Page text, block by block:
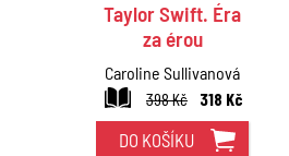
Taylor Swift. Éra
za érou
Caroline Sullivanová
398 Kč
318 Kč
DO KOŠÍKU